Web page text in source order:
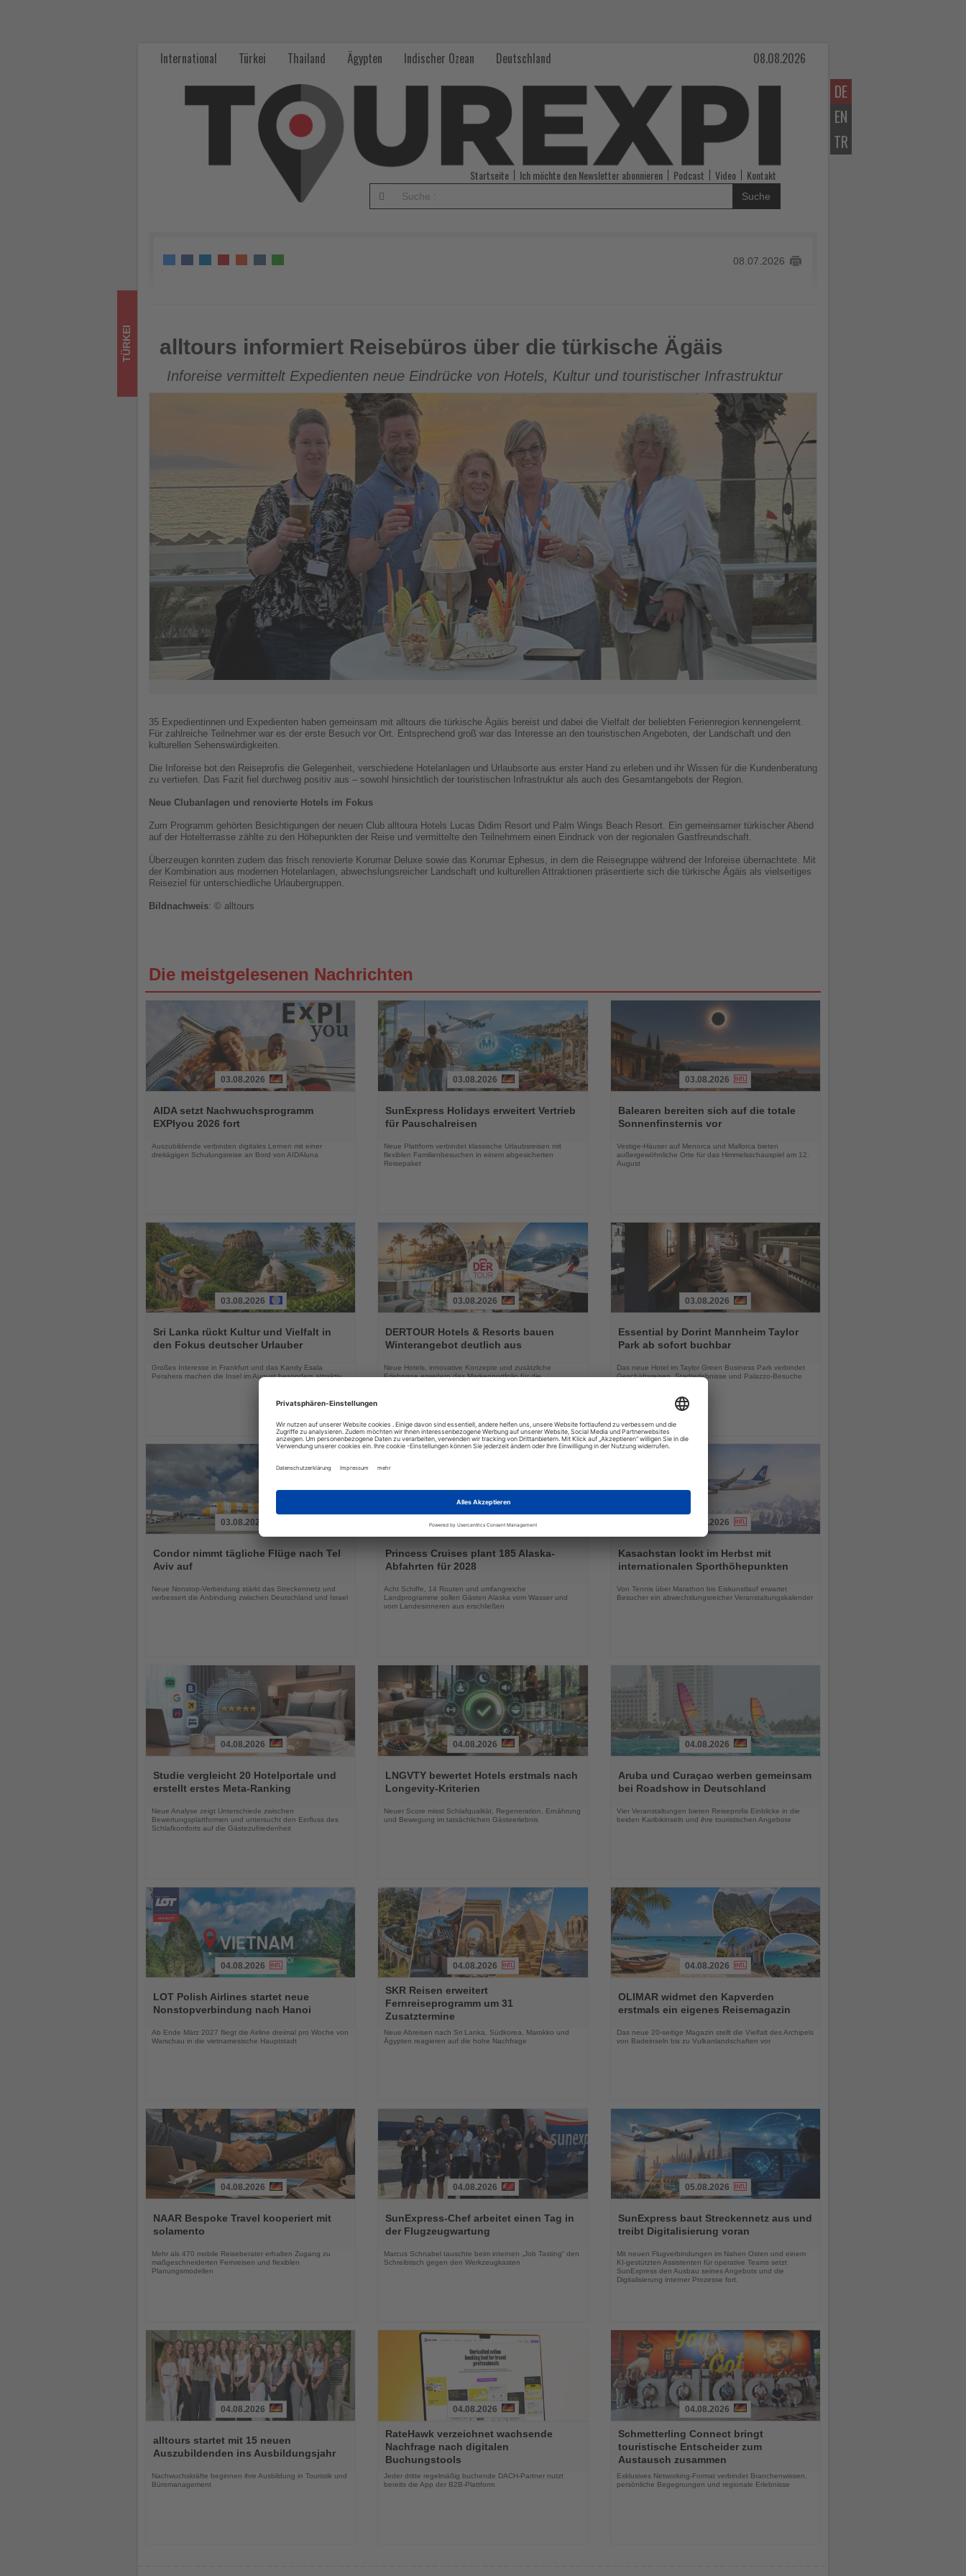
DE
EN
TR
International Türkei Thailand Ägypten Indischer Ozean Deutschland 08.08.2026
Startseite Ich möchte den Newsletter abonnieren Podcast Video Kontakt
Suche
08.07.2026
alltours informiert Reisebüros über die türkische Ägäis
TÜRKEI alltours informiert Reisebüros über die türkische Ägäis
Inforeise vermittelt Expedienten neue Eindrücke von Hotels, Kultur und touristischer Infrastruktur
35 Expedientinnen und Expedienten haben gemeinsam mit alltours die türkische Ägäis bereist und dabei die Vielfalt der beliebten Ferienregion kennengelernt.
Für zahlreiche Teilnehmer war es der erste Besuch vor Ort. Entsprechend groß war das Interesse an den touristischen Angeboten, der Landschaft und den
kulturellen Sehenswürdigkeiten.
Die Inforeise bot den Reiseprofis die Gelegenheit, verschiedene Hotelanlagen und Urlaubsorte aus erster Hand zu erleben und ihr Wissen für die Kundenberatung
zu vertiefen. Das Fazit fiel durchweg positiv aus – sowohl hinsichtlich der touristischen Infrastruktur als auch des Gesamtangebots der Region.
Neue Clubanlagen und renovierte Hotels im Fokus
Zum Programm gehörten Besichtigungen der neuen Club alltoura Hotels Lucas Didim Resort und Palm Wings Beach Resort. Ein gemeinsamer türkischer Abend
auf der Hotelterrasse zählte zu den Höhepunkten der Reise und vermittelte den Teilnehmern einen Eindruck von der regionalen Gastfreundschaft.
Überzeugen konnten zudem das frisch renovierte Korumar Deluxe sowie das Korumar Ephesus, in dem die Reisegruppe während der Inforeise übernachtete. Mit
der Kombination aus modernen Hotelanlagen, abwechslungsreicher Landschaft und kulturellen Attraktionen präsentierte sich die türkische Ägäis als vielseitiges
Reiseziel für unterschiedliche Urlaubergruppen.
Bildnachweis: © alltours
Die meistgelesenen Nachrichten
Sie
die
Nachrichten
03.08.2026
AIDA setzt Nachwuchsprogramm
EXPIyou 2026 fort
Auszubildende verbinden digitales Lernen mit einer
dreitägigen Schulungsreise an Bord von AIDAluna
Sie
die
03.08.2026
SunExpress Holidays erweitert Vertrieb
für Pauschalreisen
Neue Plattform verbindet klassische Urlaubsreisen mit
flexiblen Familienbesuchen in einem abgesicherten
Reisepaket
Sie
die
03.08.2026
Balearen bereiten sich auf die totale
Sonnenfinsternis vor
Vestige-Häuser auf Menorca und Mallorca bieten
außergewöhnliche Orte für das Himmelsschauspiel am 12.
August
Sie
die
03.08.2026
Sri Lanka rückt Kultur und Vielfalt in
den Fokus deutscher Urlauber
Großes Interesse in Frankfurt und das Kandy Esala
Perahera machen die Insel im August besonders attraktiv
Sie
die
Nachrichten
03.08.2026
DERTOUR Hotels & Resorts bauen
Winterangebot deutlich aus
Neue Hotels, innovative Konzepte und zusätzliche
Erlebnisse erweitern das Markenportfolio für die
Sie
die
03.08.2026
Essential by Dorint Mannheim Taylor
Park ab sofort buchbar
Das neue Hotel im Taylor Green Business Park verbindet
Geschäftsreisen, Stadterlebnisse und Palazzo-Besuche
Sie
die
03.08.2026
Condor nimmt tägliche Flüge nach Tel
Aviv auf
Neue Nonstop-Verbindung stärkt das Streckennetz und
verbessert die Anbindung zwischen Deutschland und Israel
Lesen
Sie
die
04.08.2026
Princess Cruises plant 185 Alaska-
Abfahrten für 2028
Acht Schiffe, 14 Routen und umfangreiche
Landprogramme sollen Gästen Alaska vom Wasser und
vom Landesinneren aus erschließen
Lesen
Sie
die
03.08.2026
Kasachstan lockt im Herbst mit
internationalen Sporthöhepunkten
Von Tennis über Marathon bis Eiskunstlauf erwartet
Besucher ein abwechslungsreicher Veranstaltungskalender
Sie
die
04.08.2026
Studie vergleicht 20 Hotelportale und
erstellt erstes Meta-Ranking
Neue Analyse zeigt Unterschiede zwischen
Bewertungsplattformen und untersucht den Einfluss des
Schlafkomforts auf die Gästezufriedenheit
Sie
die
Nachrichten
04.08.2026
LNGVTY bewertet Hotels erstmals nach
Longevity-Kriterien
Neuer Score misst Schlafqualität, Regeneration, Ernährung
und Bewegung im tatsächlichen Gästeerlebnis
Sie
die
04.08.2026
Aruba und Curaçao werben gemeinsam
bei Roadshow in Deutschland
Vier Veranstaltungen bieten Reiseprofis Einblicke in die
beiden Karibikinseln und ihre touristischen Angebote
Sie
die
Nachrichten
04.08.2026
LOT Polish Airlines startet neue
Nonstopverbindung nach Hanoi
Ab Ende März 2027 fliegt die Airline dreimal pro Woche von
Warschau in die vietnamesische Hauptstadt
Sie
die
Nachrichten
04.08.2026
SKR Reisen erweitert
Fernreiseprogramm um 31
Zusatztermine
Neue Abreisen nach Sri Lanka, Südkorea, Marokko und
Ägypten reagieren auf die hohe Nachfrage
Sie
die
04.08.2026
OLIMAR widmet den Kapverden
erstmals ein eigenes Reisemagazin
Das neue 20-seitige Magazin stellt die Vielfalt des Archipels
von Badeinseln bis zu Vulkanlandschaften vor
Sie
die
04.08.2026
NAAR Bespoke Travel kooperiert mit
solamento
Mehr als 470 mobile Reiseberater erhalten Zugang zu
maßgeschneiderten Fernreisen und flexiblen
Planungsmodellen
Sie
die
Nachrichten
04.08.2026
SunExpress-Chef arbeitet einen Tag in
der Flugzeugwartung
Marcus Schnabel tauschte beim internen „Job Tasting“ den
Schreibtisch gegen den Werkzeugkasten
Sie
die
Nachrichten
05.08.2026
SunExpress baut Streckennetz aus und
treibt Digitalisierung voran
Mit neuen Flugverbindungen im Nahen Osten und einem
KI-gestützten Assistenten für operative Teams setzt
SunExpress den Ausbau seines Angebots und die
Digitalisierung interner Prozesse fort.
Sie
die
04.08.2026
alltours startet mit 15 neuen
Auszubildenden ins Ausbildungsjahr
Nachwuchskräfte beginnen ihre Ausbildung in Touristik und
Büromanagement
Sie
die
Nachrichten
04.08.2026
RateHawk verzeichnet wachsende
Nachfrage nach digitalen
Buchungstools
Jeder dritte regelmäßig buchende DACH-Partner nutzt
bereits die App der B2B-Plattform
Sie
die
Nachrichten
04.08.2026
Schmetterling Connect bringt
touristische Entscheider zum
Austausch zusammen
Exklusives Networking-Format verbindet Branchenwissen,
persönliche Begegnungen und regionale Erlebnisse